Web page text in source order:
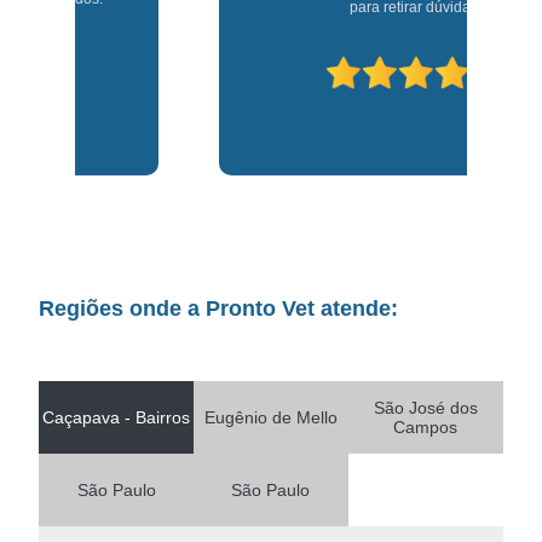
Regiões onde a Pronto Vet atende:
Caçapava - Bairros Eugênio de Mello
São José dos
Campos
São Paulo São Paulo